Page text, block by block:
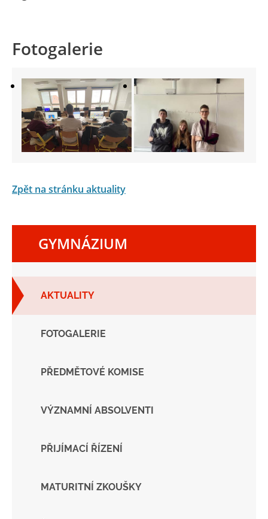
Fotogalerie
Zpět na stránku aktuality
GYMNÁZIUM
AKTUALITY
FOTOGALERIE
PŘEDMĚTOVÉ KOMISE
VÝZNAMNÍ ABSOLVENTI
PŘIJÍMACÍ ŘÍZENÍ
MATURITNÍ ZKOUŠKY